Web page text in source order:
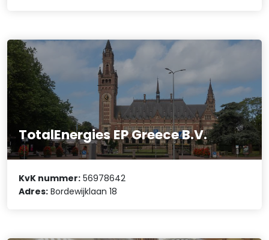
TotalEnergies EP Greece B.V.
KvK nummer: 56978642
Adres: Bordewijklaan 18